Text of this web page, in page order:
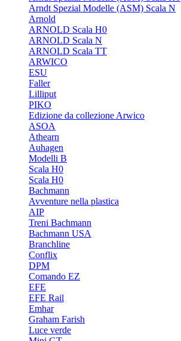
Arndt Spezial Modelle (ASM) Scala N
Arnold
ARNOLD Scala H0
ARNOLD Scala N
ARNOLD Scala TT
ARWICO
ESU
Faller
Lilliput
PIKO
Edizione da collezione Arwico
ASOA
Athearn
Auhagen
Modelli B
Scala H0
Scala H0
Bachmann
Avventure nella plastica
AIP
Treni Bachmann
Bachmann USA
Branchline
Conflix
DPM
Comando EZ
EFE
EFE Rail
Emhar
Graham Farish
Luce verde